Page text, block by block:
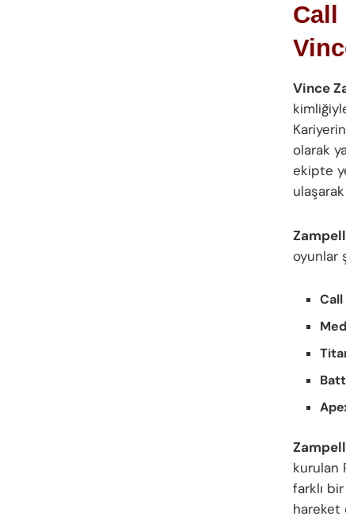
Call
Vince
olarak
ekipte
oyunlar
kurulan
farklı
hareket